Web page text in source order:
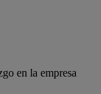
en la empresa